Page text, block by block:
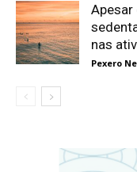
nas
Pexero